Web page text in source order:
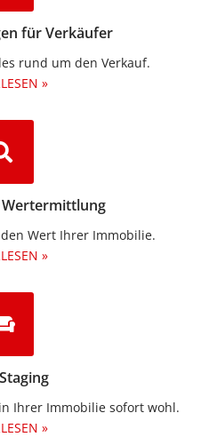
für Verkäufer
rund um den Verkauf.
»
Wert Ihrer Immobilie.
»
Ihrer Immobilie sofort wohl.
»